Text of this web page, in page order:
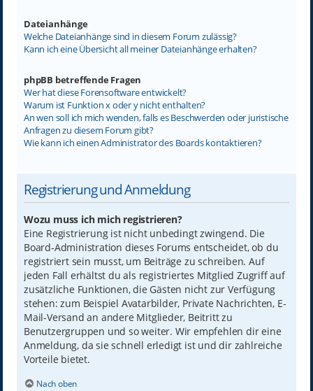
Dateianhänge
Welche Dateianhänge sind in diesem Forum zulässig?
Kann ich eine Übersicht all meiner Dateianhänge erhalten?
phpBB betreffende Fragen
Wer hat diese Forensoftware entwickelt?
Warum ist Funktion x oder y nicht enthalten?
An wen soll ich mich wenden, falls es Beschwerden oder juristische
Anfragen zu diesem Forum gibt?
Wie kann ich einen Administrator des Boards kontaktieren?
Registrierung und Anmeldung
Wozu muss ich mich registrieren?
Eine Registrierung ist nicht unbedingt zwingend. Die
Board-Administration dieses Forums entscheidet, ob du
registriert sein musst, um Beiträge zu schreiben. Auf
jeden Fall erhältst du als registriertes Mitglied Zugriff auf
zusätzliche Funktionen, die Gästen nicht zur Verfügung
stehen: zum Beispiel Avatarbilder, Private Nachrichten, E-
Mail-Versand an andere Mitglieder, Beitritt zu
Benutzergruppen und so weiter. Wir empfehlen dir eine
Anmeldung, da sie schnell erledigt ist und dir zahlreiche
Vorteile bietet.
Nach oben